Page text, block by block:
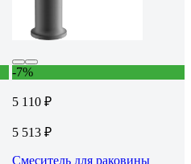
-7%
5 110 ₽
5 513 ₽
Смеситель для раковины